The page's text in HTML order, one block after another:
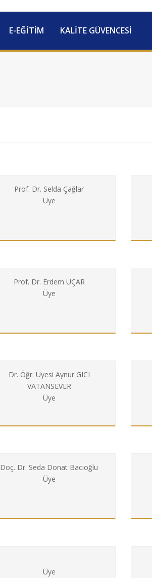
E-EĞİTİM KALİTE GÜVENCESİ
Prof. Dr. Selda Çağlar
Üye
Prof. Dr. Erdem UÇAR
Üye
Dr. Öğr. Üyesi Aynur GICI
VATANSEVER
Üye
Doç. Dr. Seda Donat Bacıoğlu
Üye
Üye